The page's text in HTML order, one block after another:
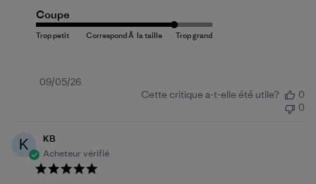
Coupe
Date
09/05/26
Cette critique a-t-elle été utile?
0
0
K
KB
Acheteur vérifié